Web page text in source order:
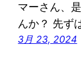
マーさん、
んか？ 先ず
3月 23, 2024